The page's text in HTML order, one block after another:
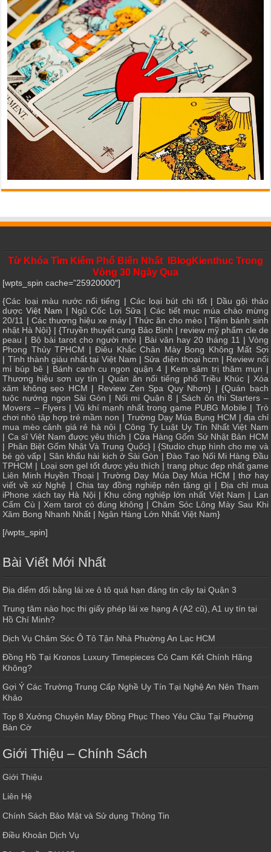
Từ Khóa Tìm Kiếm Phổ Biến Nhất IBlogKienthuc Trong
Vòng 30 Ngày Qua
[wpts_spin cache=”25920000″]
{Các loại màu nước nổi tiếng | Các loại bút chì tốt| Dầu gội thảo
dược Việt Nam | Ngũ Cốc Lợi Sữa | Các tiết mục múa chào mừng
20/11 | Các thương hiệu xe máy|Thức ăn cho mèo|Tiệm bánh sinh
nhật Hà Nội} | {Truyền thuyết cung Bảo Bình | review mỹ phẩm cle de
peau | Bộ bài tarot cho người mới| Bài văn hay 20 tháng 11 | Vòng
Phong Thủy TPHCM |Điêu Khắc Chân Mày Bong Không Mất Sợi
| Tỉnh thành giàu nhất tại Việt Nam | Sửa điện thoại hcm | Review nối
mi búp bê | Bánh canh cu ngon quận 4| Kem sâm trị thâm mụn |
Thương hiệu sơn uy tín | Quán ăn nổi tiếng phố Triều Khúc| Xóa
xăm không sẹo HCM | Review Zen Spa Quy Nhơn} | {Quán bạch
tuộc nướng ngon Sài Gòn | Nối mi Quận 8 | Sách ôn thi Starters –
Movers – Flyers| Vũ khí mạnh nhất trong game PUBG Mobile | Trò
chơi nhỏ tập hợp trẻ mầm non | Trường Dạy Múa Bụng HCM | địa chỉ
mua mèo cảnh giá rẻ hà nội |Công Ty Luật Uy Tín Nhất Việt Nam
| Ca sĩ Việt Nam được yêu thích | Cửa Hàng Gốm Sứ Nhật Bản HCM
| Phân Biệt Gốm Nhật Và Trung Quốc} | {Studio chụp hình cho mẹ và
bé gò vấp | Sân khấu hài kịch ở Sài Gòn |Đào Tạo Nối Mi Hàng Đầu
TPHCM | Loại sơn gel tốt được yêu thích | trang phục đẹp nhất game
Liên Minh Huyền Thoại|Trường Dạy Múa Dạy Múa HCM |thơ hay
viết về xứ Nghệ | Chia tay đồng nghiệp nên tặng gì | Địa chỉ mua
iPhone xách tay Hà Nội| Khu công nghiệp lớn nhất Việt Nam | Lan
Cẩm Cù | Xem tarot có đúng không |Chăm Sóc Lông Mày Sau Khi
Xăm Bong Nhanh Nhất | Ngân Hàng Lớn Nhất Việt Nam}
[/wpts_spin]
Bài Viết Mới Nhất
Địa điểm đổi bằng lái xe ô tô quá hạn đáng tin cậy tại Quận 3
Trung tâm nào học thi giấy phép lái xe hạng A (A2 cũ), A1 uy tín tại
Hồ Chí Minh?
Dịch Vụ Chăm Sóc Ô Tô Tận Nhà Phường An Lạc HCM
Đồng Hồ Tại Kronos Luxury Timepieces Có Cam Kết Chính Hãng
Không?
Gợi Ý Các Trường Trung Cấp Nghề Uy Tín Tại Nghệ An Nên Tham
Khảo
Top 8 Xưởng Chuyên May Đồng Phục Theo Yêu Cầu Tại Phường
Bàn Cờ
Giới Thiệu – Chính Sách
Giới Thiệu
Liên Hệ
Chính Sách Bảo Mật và Sử dụng Thông Tin
Điều Khoản Dịch Vụ